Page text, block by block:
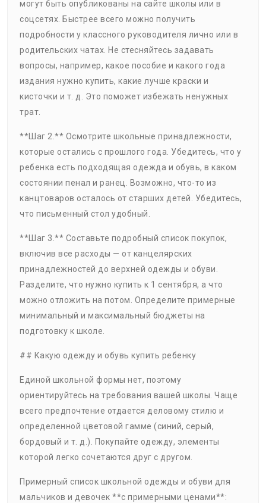
могут быть опубликованы на сайте школы или в
соцсетях. Быстрее всего можно получить
подробности у классного руководителя лично или в
родительских чатах. Не стесняйтесь задавать
вопросы, например, какое пособие и какого года
издания нужно купить, какие лучше краски и
кисточки и т. д. Это поможет избежать ненужных
трат.
**Шаг 2.** Осмотрите школьные принадлежности,
которые остались с прошлого года. Убедитесь, что у
ребенка есть подходящая одежда и обувь, в каком
состоянии пенал и ранец. Возможно, что-то из
канцтоваров осталось от старших детей. Убедитесь,
что письменный стол удобный.
**Шаг 3.** Составьте подробный список покупок,
включив все расходы — от канцелярских
принадлежностей до верхней одежды и обуви.
Разделите, что нужно купить к 1 сентября, а что
можно отложить на потом. Определите примерные
минимальный и максимальный бюджеты на
подготовку к школе.
## Какую одежду и обувь купить ребенку
Единой школьной формы нет, поэтому
ориентируйтесь на требования вашей школы. Чаще
всего предпочтение отдается деловому стилю и
определенной цветовой гамме (синий, серый,
бордовый и т. д.). Покупайте одежду, элементы
которой легко сочетаются друг с другом.
Примерный список школьной одежды и обуви для
мальчиков и девочек **с примерными ценами**: